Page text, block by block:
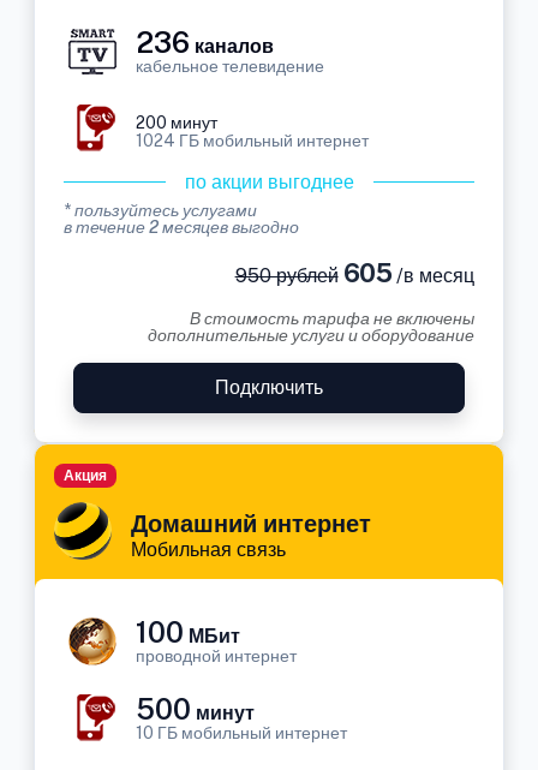
236 каналов
кабельное телевидение
200 минут
1024 ГБ мобильный интернет
по акции выгоднее
* пользуйтесь услугами
в течение 2 месяцев выгодно
950 рублей605 /в месяц
В стоимость тарифа не включены
дополнительные услуги и оборудование
Подключить
Домашний интернет
Мобильная связь
Акция
100 МБит
проводной интернет
500 минут
10 ГБ мобильный интернет